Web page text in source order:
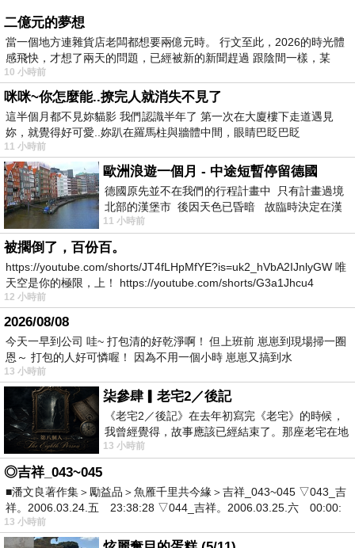
二億元的夢想
當一個地方連雜貨店老闆都想要兩億元時。 行文至此，2026的時光體
感飛快，才想了兩天的問題，已經被新的新聞趕過 跟陰間一樣，某
10 小時前
咪咪~你怎麼能..撩完人就消失不見了
這半個月都不見妳貓影 我們認識半年了 第一次在大廈樓下走道遇見
妳，就覺得好可愛..妳趴在羅馬柱與牆體中間，眼睛巴眨巴眨
11 小時前
歐洲浪遊一個月 - 中途短暫停留德國
德國原先並不在我們的行程計畫中 只有計畫過境
北部的漢堡市 後因天色已昏暗 故臨時決定在漢
堡市吃晚餐和過夜
11 小時前
被擱倒了，百份百。
https://youtube.com/shorts/JT4fLHpMfYE?is=uk2_hVbA2IJnlyGW 唯
天空是你的極限，上！ https://youtube.com/shorts/G3a1Jhcu4
12 小時前
2026/08/08
今天一早到公司 哇~ 打包清的好乾淨啊！ 但上班前 崽崽到現場掃一圈
恩～ 打包的人好可憐喔！ 因為不用一個小時 崽崽又搞到水
13 小時前
柒參肆▎老宅2／後記
《老宅2／後記》在去年初寫完《老宅》的時候，
我曾經覺得，故事應該已經結束了。那座老宅在地
震中倒塌，七個人終於離開那片黑暗，
13 小時前
◎吉祥_043~045
■潘文良著作集＞勵益品＞魚雁千里共今緣＞吉祥_043~045 ▽043_吉
祥。2006.03.24.五 23:38:28 ▽044_吉祥。2006.03.25.六 00:00:
13 小時前